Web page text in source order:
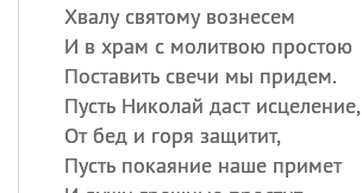
Хвалу святому вознесем
И в храм с молитвою простою
Поставить свечи мы придем.
Пусть Николай даст исцеление,
От бед и горя защитит,
Пусть покаяние наше примет